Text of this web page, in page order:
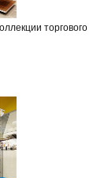
торгового